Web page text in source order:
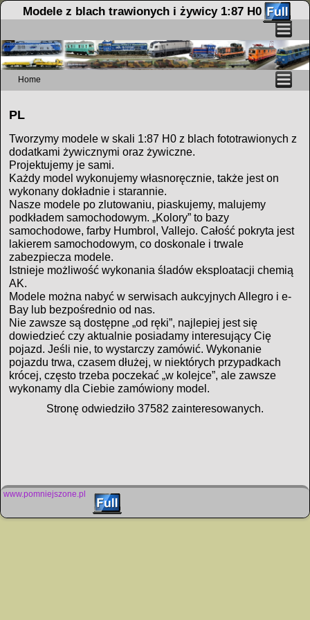
Modele z blach trawionych i żywicy 1:87 H0
Home
PL
Tworzymy modele w skali 1:87 H0 z blach fototrawionych z
dodatkami żywicznymi oraz żywiczne.
Projektujemy je sami.
Każdy model wykonujemy własnoręcznie, także jest on
wykonany dokładnie i starannie.
Nasze modele po zlutowaniu, piaskujemy, malujemy
podkładem samochodowym. „Kolory” to bazy
samochodowe, farby Humbrol, Vallejo. Całość pokryta jest
lakierem samochodowym, co doskonale i trwale
zabezpiecza modele.
Istnieje możliwość wykonania śladów eksploatacji chemią
AK.
Modele można nabyć w serwisach aukcyjnych Allegro i e-
Bay lub bezpośrednio od nas.
Nie zawsze są dostępne „od ręki”, najlepiej jest się
dowiedzieć czy aktualnie posiadamy interesujący Cię
pojazd. Jeśli nie, to wystarczy zamówić. Wykonanie
pojazdu trwa, czasem dłużej, w niektórych przypadkach
krócej, często trzeba poczekać „w kolejce”, ale zawsze
wykonamy dla Ciebie zamówiony model.
Stronę odwiedziło 37582 zainteresowanych.
www.pomniejszone.pl